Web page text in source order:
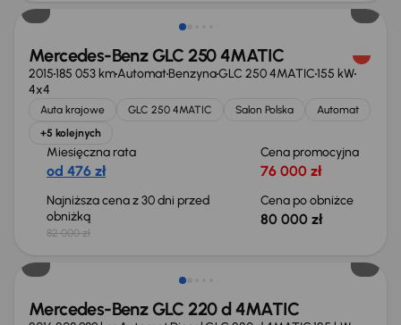
Mercedes-Benz GLC 250 4MATIC
2015185 053 kmAutomatBenzynaGLC 250 4MATIC155 kW
4x4
Auta krajowe GLC 250 4MATIC Salon Polska
Automat
+5 kolejnych
Miesięczna rata
od 476 zł
Cena promocyjna
76 000 zł
Najniższa cena z 30 dni przed
obniżką
82 000 zł
Cena po obniżce
80 000 zł
Świeżo skupione
Mercedes-Benz GLC 220 d 4MATIC